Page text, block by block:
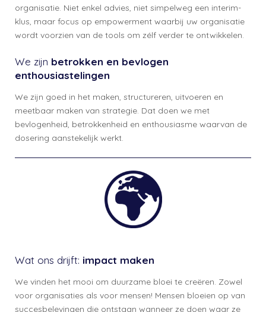
organisatie. Niet enkel advies, niet simpelweg een interim-
klus, maar focus op empowerment waarbij uw organisatie
wordt voorzien van de tools om zélf verder te ontwikkelen.
We zijn betrokken en bevlogen
enthousiastelingen
We zijn goed in het maken, structureren, uitvoeren en
meetbaar maken van strategie. Dat doen we met
bevlogenheid, betrokkenheid en enthousiasme waarvan de
dosering aanstekelijk werkt.
Wat ons drijft: impact maken
We vinden het mooi om duurzame bloei te creëren. Zowel
voor organisaties als voor mensen! Mensen bloeien op van
succesbelevingen die ontstaan wanneer ze doen waar ze